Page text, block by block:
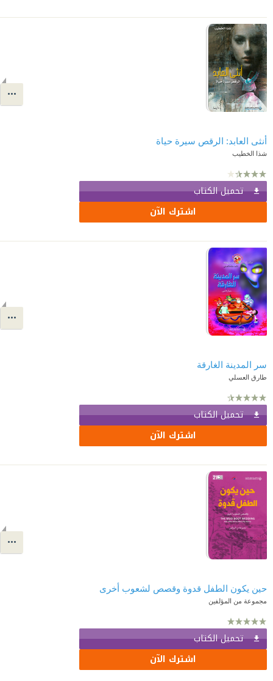
أنثى العابد: الرقص سيرة حياة
شذا الخطيب
تحميل الكتاب
اشترك الآن
سر المدينة الغارقة
طارق العسلي
تحميل الكتاب
اشترك الآن
حين يكون الطفل قدوة وقصص لشعوب أخرى
مجموعة من المؤلفين
تحميل الكتاب
اشترك الآن